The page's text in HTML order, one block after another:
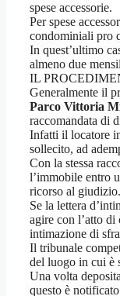
spese accessorie.
Per spese
condominiali pro
In quest’ultimo
almeno due
IL
Generalmente il
Parco Vittoria
raccomandata di
Infatti il locatore
sollecito, ad
Con la stessa
l’immobile entro
ricorso al giudizio.
Se la lettera
agire con l’atto di
intimazione di
Il tribunale
del luogo in cui è
Una volta
questo è